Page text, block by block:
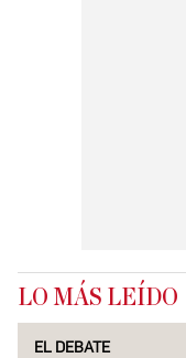
LO MÁS LEÍDO
EL DEBATE